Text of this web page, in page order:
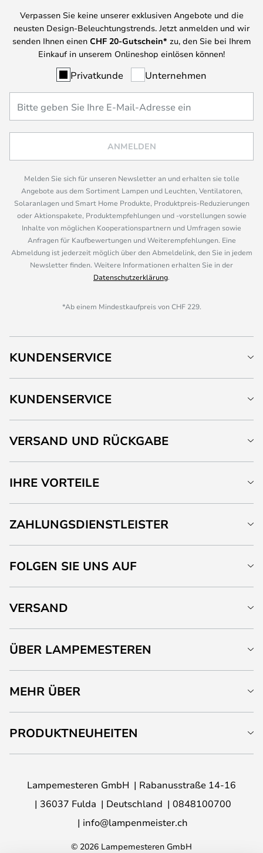
Verpassen Sie keine unserer exklusiven Angebote und die
neusten Design-Beleuchtungstrends. Jetzt anmelden und wir
senden Ihnen einen CHF 20-Gutschein* zu, den Sie bei Ihrem
Einkauf in unserem Onlineshop einlösen können!
Privatkunde Unternehmen
ANMELDEN
Melden Sie sich für unseren Newsletter an und erhalten sie tolle
Angebote aus dem Sortiment Lampen und Leuchten, Ventilatoren,
Solaranlagen und Smart Home Produkte, Produktpreis-Reduzierungen
oder Aktionspakete, Produktempfehlungen und -vorstellungen sowie
Inhalte von möglichen Kooperationspartnern und Umfragen sowie
Anfragen für Kaufbewertungen und Weiterempfehlungen. Eine
Abmeldung ist jederzeit möglich über den Abmeldelink, den Sie in jedem
Newsletter finden. Weitere Informationen erhalten Sie in der
Datenschutzerklärung.
*Ab einem Mindestkaufpreis von CHF 229.
KUNDENSERVICE
KUNDENSERVICE
VERSAND UND RÜCKGABE
IHRE VORTEILE
ZAHLUNGSDIENSTLEISTER
FOLGEN SIE UNS AUF
VERSAND
ÜBER LAMPEMESTEREN
MEHR ÜBER
PRODUKTNEUHEITEN
Lampemesteren GmbH
Rabanusstraße 14-16
36037 Fulda
Deutschland
0848100700
info@lampenmeister.ch
© 2026 Lampemesteren GmbH